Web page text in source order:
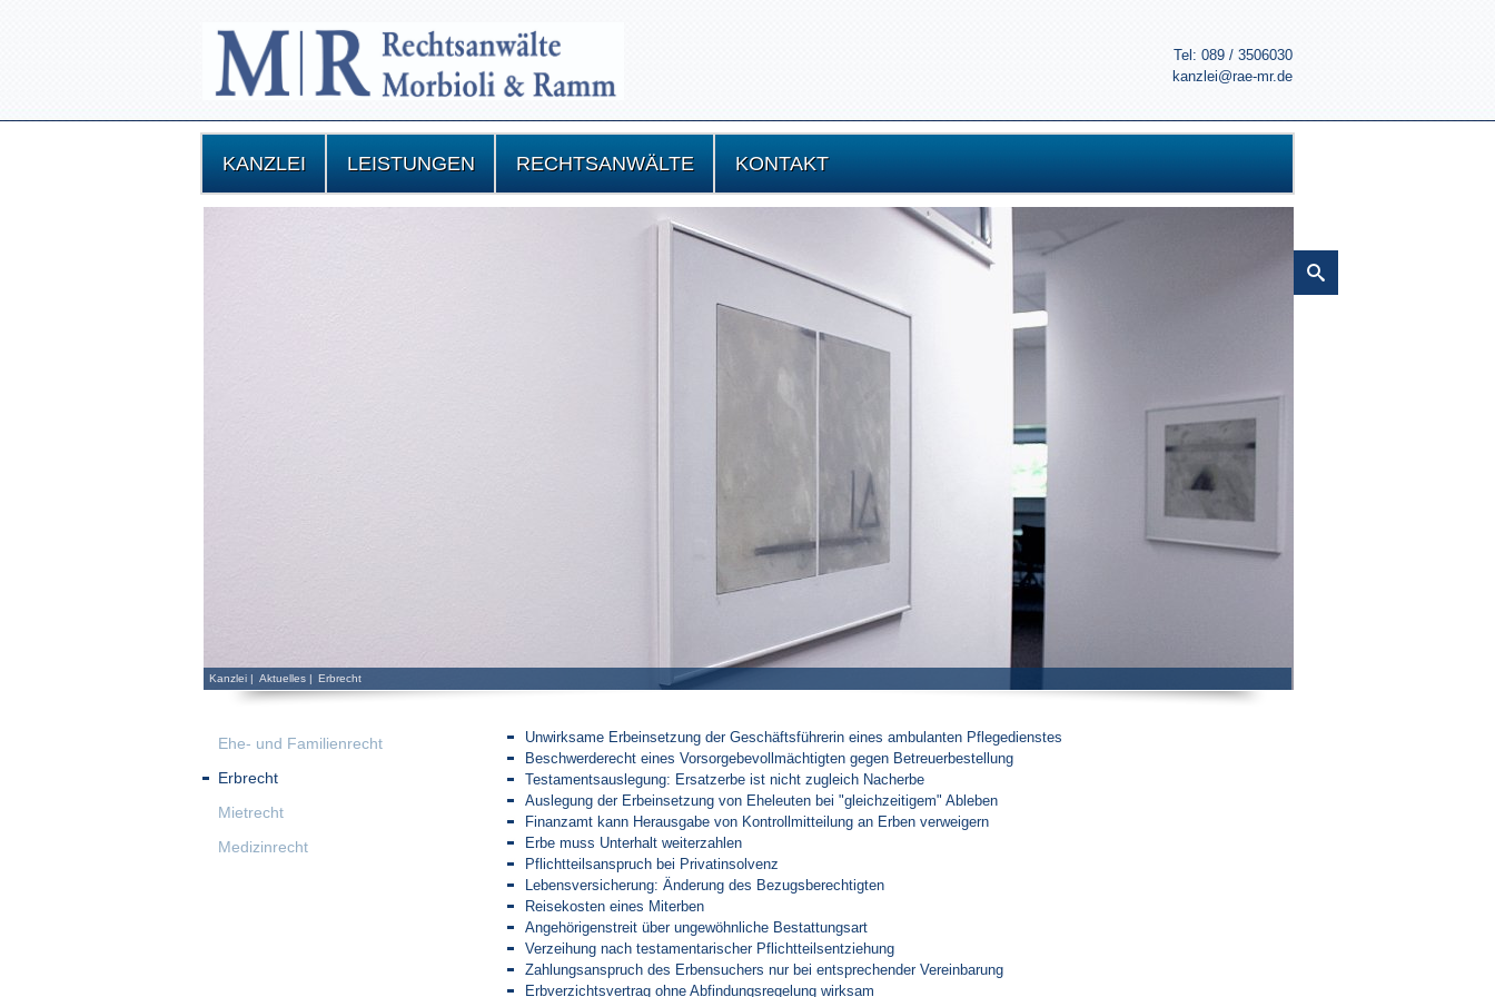
Tel: 089 / 3506030
kanzlei@rae-mr.de
KANZLEI LEISTUNGEN RECHTSANWÄLTE KONTAKT
Kanzlei | Aktuelles | Erbrecht
Ehe- und Familienrecht
Erbrecht
Mietrecht
Medizinrecht
Unwirksame Erbeinsetzung der Geschäftsführerin eines ambulanten Pflegedienstes
Beschwerderecht eines Vorsorgebevollmächtigten gegen Betreuerbestellung
Testamentsauslegung: Ersatzerbe ist nicht zugleich Nacherbe
Auslegung der Erbeinsetzung von Eheleuten bei "gleichzeitigem" Ableben
Finanzamt kann Herausgabe von Kontrollmitteilung an Erben verweigern
Erbe muss Unterhalt weiterzahlen
Pflichtteilsanspruch bei Privatinsolvenz
Lebensversicherung: Änderung des Bezugsberechtigten
Reisekosten eines Miterben
Angehörigenstreit über ungewöhnliche Bestattungsart
Verzeihung nach testamentarischer Pflichtteilsentziehung
Zahlungsanspruch des Erbensuchers nur bei entsprechender Vereinbarung
Erbverzichtsvertrag ohne Abfindungsregelung wirksam